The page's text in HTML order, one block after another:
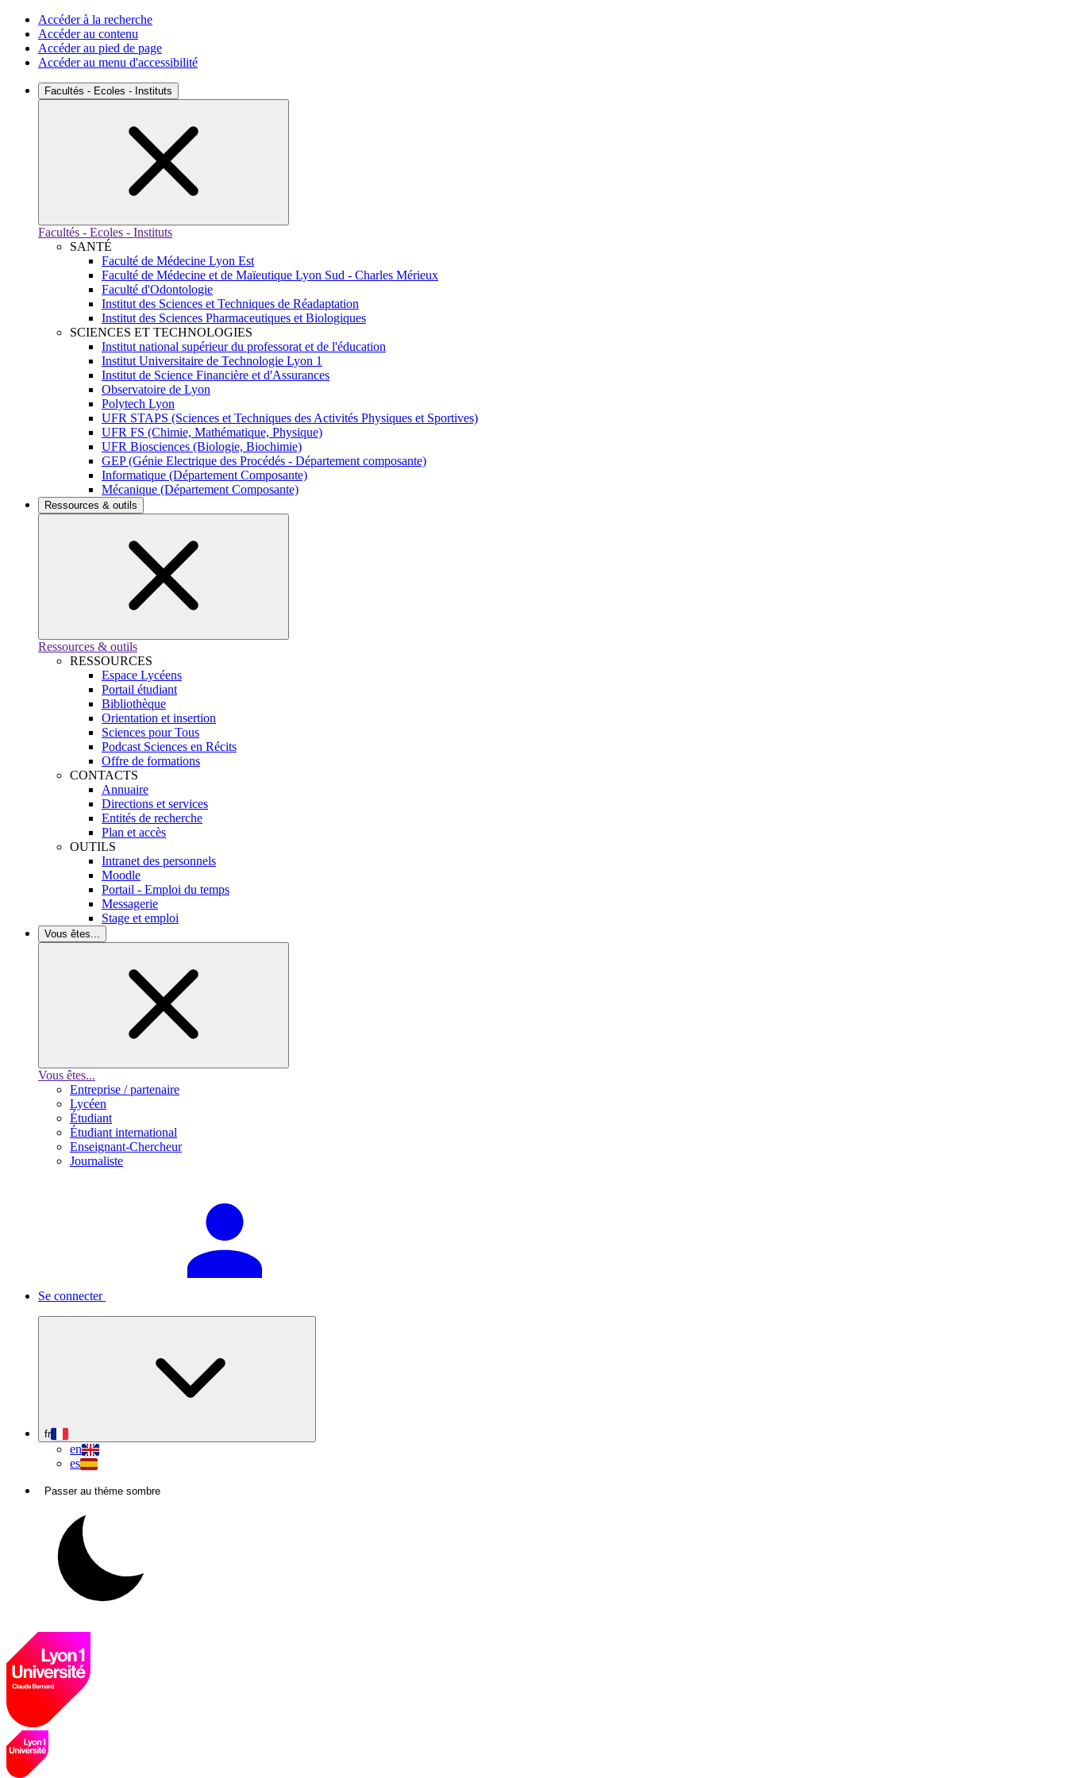
Accéder à la recherche
Accéder au contenu
Accéder au pied de page
Accéder au menu d'accessibilité
Facultés - Ecoles - Instituts
Facultés - Ecoles - Instituts
SANTÉ
Faculté de Médecine Lyon Est
Faculté de Médecine et de Maïeutique Lyon Sud - Charles Mérieux
Faculté d'Odontologie
Institut des Sciences et Techniques de Réadaptation
Institut des Sciences Pharmaceutiques et Biologiques
SCIENCES ET TECHNOLOGIES
Institut national supérieur du professorat et de l'éducation
Institut Universitaire de Technologie Lyon 1
Institut de Science Financière et d'Assurances
Observatoire de Lyon
Polytech Lyon
UFR STAPS (Sciences et Techniques des Activités Physiques et Sportives)
UFR FS (Chimie, Mathématique, Physique)
UFR Biosciences (Biologie, Biochimie)
GEP (Génie Electrique des Procédés - Département composante)
Informatique (Département Composante)
Mécanique (Département Composante)
Ressources & outils
Ressources & outils
RESSOURCES
Espace Lycéens
Portail étudiant
Bibliothèque
Orientation et insertion
Sciences pour Tous
Podcast Sciences en Récits
Offre de formations
CONTACTS
Annuaire
Directions et services
Entités de recherche
Plan et accès
OUTILS
Intranet des personnels
Moodle
Portail - Emploi du temps
Messagerie
Stage et emploi
Vous êtes...
Vous êtes...
Entreprise / partenaire
Lycéen
Étudiant
Étudiant international
Enseignant-Chercheur
Journaliste
Se connecter
fr
en
es
Passer au thème sombre